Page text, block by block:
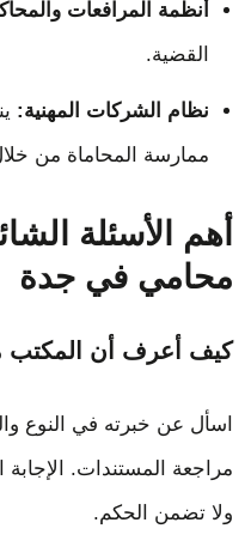
أنظمة المرافعات
القضية.
نظام الشركات المهنية:
ممارسة المحاماة من
أهم الأسئلة
محامي في جدة
كيف أعرف أن المكتب
اسأل عن خبرته في النوع
مراجعة المستندات. الإجابة
ولا تضمن الحكم.